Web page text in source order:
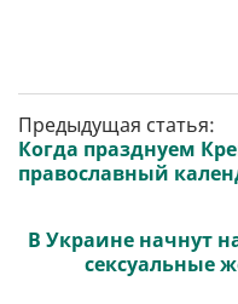
Предыдущая статья:
Когда празднуем
православный
В Украине начнут
сексуальные